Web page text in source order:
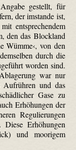
gestellt, für
der imstande ist,
entsprechendem
den das Blockland
Wümme‹, von den
durch die
worden sind.
war nur
Aufrühren und das
Gase zu
Erhöhungen der
Regulierungen
Erhöhungen
und moorigem